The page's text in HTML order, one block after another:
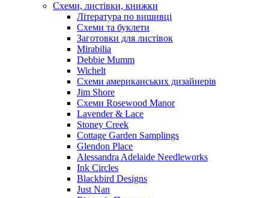
Схеми, листівки, книжки
Література по вишивці
Схеми та буклети
Заготовки для листівок
Mirabilia
Debbie Mumm
Wichelt
Схеми американських дизайнерів
Jim Shore
Cхеми Rosewood Manor
Lavender & Lace
Stoney Creek
Cottage Garden Samplings
Glendon Place
Alessandra Adelaide Needleworks
Ink Circles
Blackbird Designs
Just Nan